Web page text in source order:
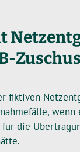
fiktiven
wenn
für die